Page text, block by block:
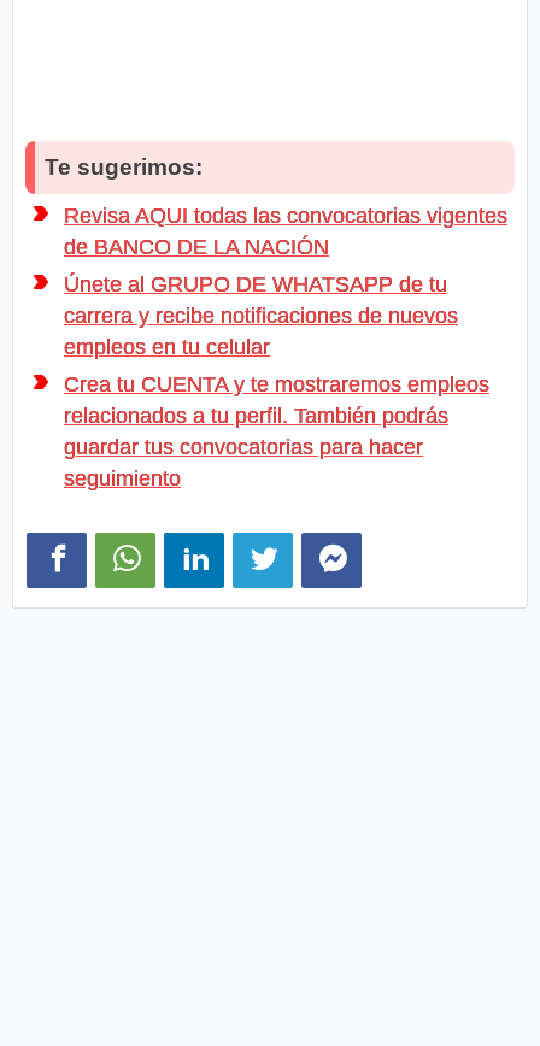
Te sugerimos:
Revisa AQUI todas las convocatorias vigentes
de BANCO DE LA NACIÓN
Únete al GRUPO DE WHATSAPP de tu
carrera y recibe notificaciones de nuevos
empleos en tu celular
Crea tu CUENTA y te mostraremos empleos
relacionados a tu perfil. También podrás
guardar tus convocatorias para hacer
seguimiento